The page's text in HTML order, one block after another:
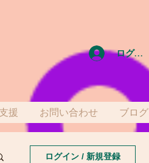
ログイン
援 お問い合わせ ブログ
ログイン / 新規登録